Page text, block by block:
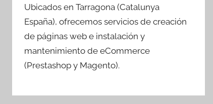
Ubicados en Tarragona (Catalunya
España), ofrecemos servicios de creación
de páginas web e instalación y
mantenimiento de eCommerce
(Prestashop y Magento).